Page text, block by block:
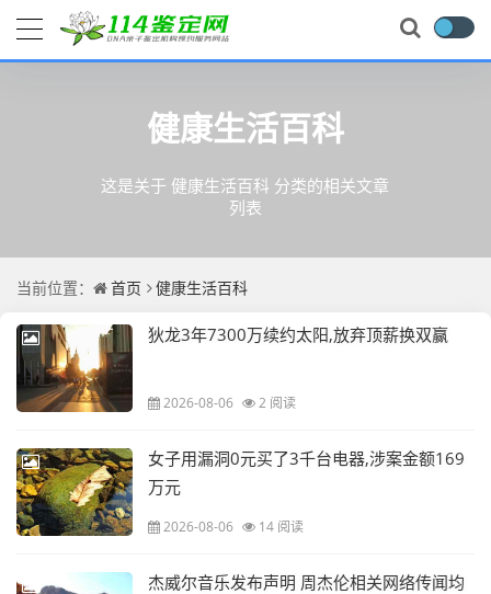
健康生活百科
这是关于 健康生活百科 分类的相关文章
列表
当前位置： 首页 健康生活百科
狄龙3年7300万续约太阳,放弃顶薪换双赢
2026-08-06 2 阅读
女子用漏洞0元买了3千台电器,涉案金额169
万元
2026-08-06 14 阅读
杰威尔音乐发布声明 周杰伦相关网络传闻均